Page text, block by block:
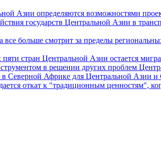
Азии определяются возможностями
государств Центральной Азии в
больше смотрит за пределы
стран Центральной Азии остается
в решении других проблем
в Северной Африке для Центральной Азии
откат к "традиционным ценностям",